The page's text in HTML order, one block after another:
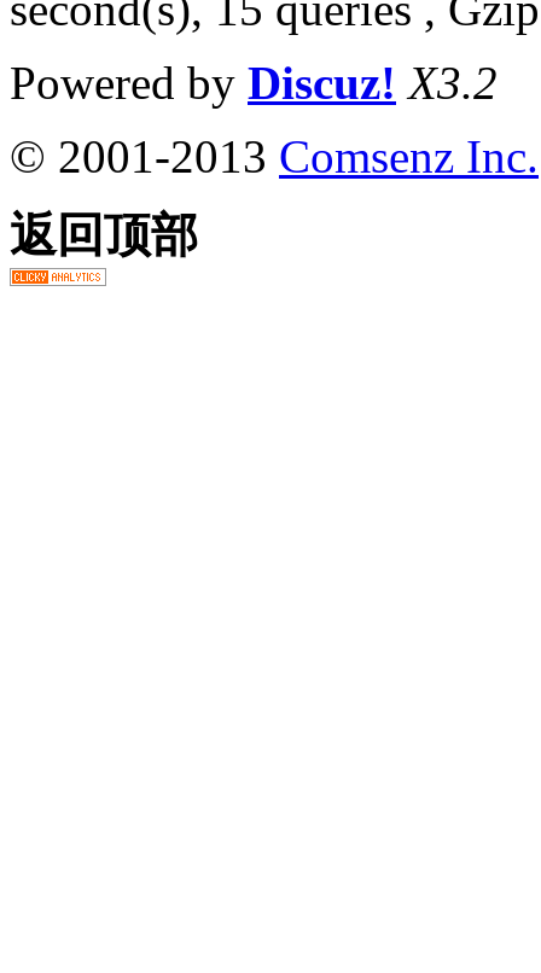
Powered by Discuz! X3.2
© 2001-2013 Comsenz Inc.
返回顶部